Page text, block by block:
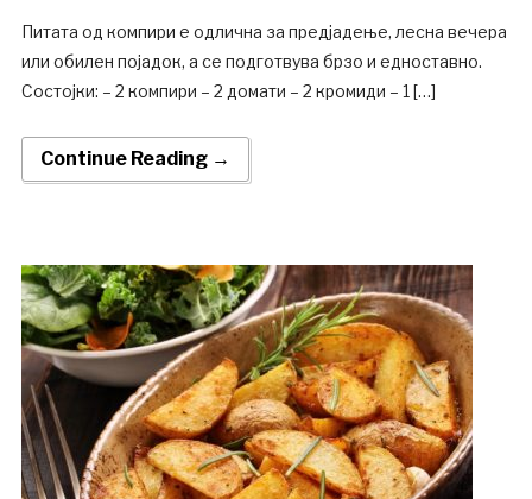
Питата од компири е одлична за предјадење, лесна вечера
или обилен појадок, а се подготвува брзо и едноставно.
Состојки: – 2 компири – 2 домати – 2 кромиди – 1 […]
Continue Reading →